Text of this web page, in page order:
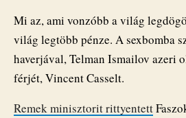
Mi az, ami vonzóbb a világ
világ legtöbb pénze. A sexbomba
haverjával, Telman Ismailov azeri
férjét, Vincent Casselt.
Remek minisztorit rittyentett